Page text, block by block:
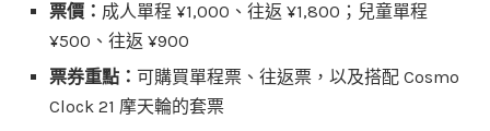
票價： 成人單程 ¥1,000、往返 ¥1,800；兒童單程
¥500、往返 ¥900
票券重點： 可購買單程票、往返票，以及搭配 Cosmo
Clock 21 摩天輪的套票